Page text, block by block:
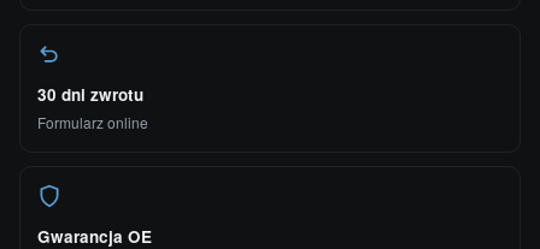
30 dni zwrotu
Formularz online
Gwarancja OE